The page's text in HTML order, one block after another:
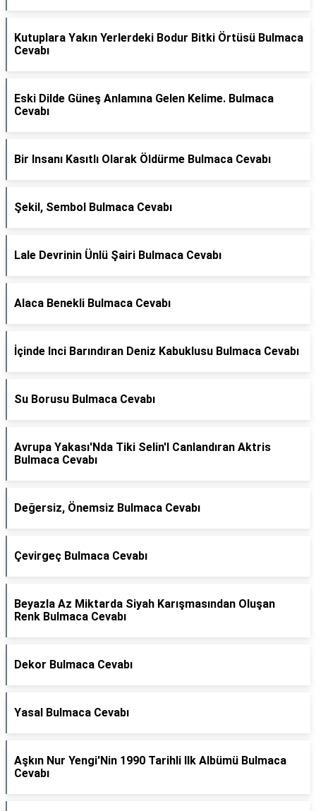
Kutuplara Yakın Yerlerdeki Bodur Bitki Örtüsü Bulmaca
Cevabı
Eski Dilde Güneş Anlamına Gelen Kelime. Bulmaca
Cevabı
Bir Insanı Kasıtlı Olarak Öldürme Bulmaca Cevabı
Şekil, Sembol Bulmaca Cevabı
Lale Devrinin Ünlü Şairi Bulmaca Cevabı
Alaca Benekli Bulmaca Cevabı
İçinde Inci Barındıran Deniz Kabuklusu Bulmaca Cevabı
Su Borusu Bulmaca Cevabı
Avrupa Yakası'Nda Tiki Selin'I Canlandıran Aktris
Bulmaca Cevabı
Değersiz, Önemsiz Bulmaca Cevabı
Çevirgeç Bulmaca Cevabı
Beyazla Az Miktarda Siyah Karışmasından Oluşan
Renk Bulmaca Cevabı
Dekor Bulmaca Cevabı
Yasal Bulmaca Cevabı
Aşkın Nur Yengi'Nin 1990 Tarihli Ilk Albümü Bulmaca
Cevabı